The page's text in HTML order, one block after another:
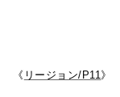
《 リージョン/P11 》